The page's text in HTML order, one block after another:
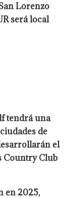
Lorenzo
será local
tendrá una
de
el
Country Club
en 2025,